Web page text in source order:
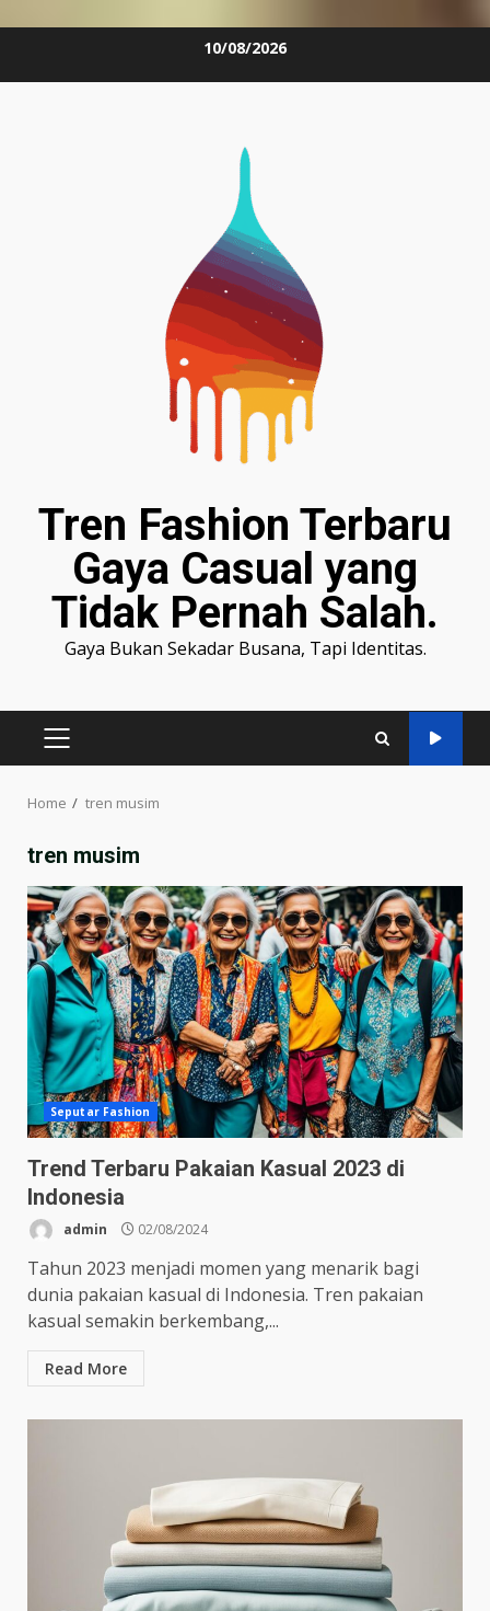
10/08/2026
Tren Fashion Terbaru
Gaya Casual yang
Tidak Pernah Salah.
Gaya Bukan Sekadar Busana, Tapi Identitas.
PRIMARY
Home tren musim
tren musim
Seputar Fashion
Trend Terbaru Pakaian Kasual 2023 di
Indonesia
admin 02/08/2024
Tahun 2023 menjadi momen yang menarik bagi
dunia pakaian kasual di Indonesia. Tren pakaian
kasual semakin berkembang,...
Read More